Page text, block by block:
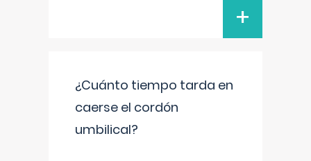
+
¿Cuánto tiempo tarda en
caerse el cordón
umbilical?